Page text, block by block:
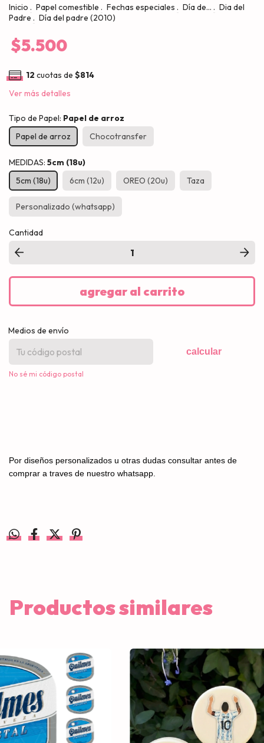
Inicio . Papel comestible . Fechas especiales . Día de... . Dia del
Padre . Día del padre (2010)
$5.500
12 cuotas de $814
Ver más detalles
Tipo de Papel: Papel de arroz
Papel de arroz
Chocotransfer
MEDIDAS: 5cm (18u)
5cm (18u)
6cm (12u) OREO (20u) Taza
Personalizado (whatsapp)
Cantidad
Medios de envío
calcular
No sé mi código postal
Por diseños personalizados u otras dudas consultar antes de
comprar a traves de nuestro whatsapp.
Productos similares